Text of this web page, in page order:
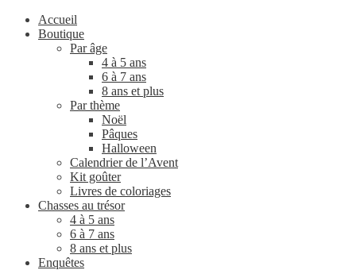
Accueil
Boutique
Par âge
4 à 5 ans
6 à 7 ans
8 ans et plus
Par thème
Noël
Pâques
Halloween
Calendrier de l’Avent
Kit goûter
Livres de coloriages
Chasses au trésor
4 à 5 ans
6 à 7 ans
8 ans et plus
Enquêtes